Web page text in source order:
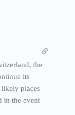
the
its
likely places
in the event